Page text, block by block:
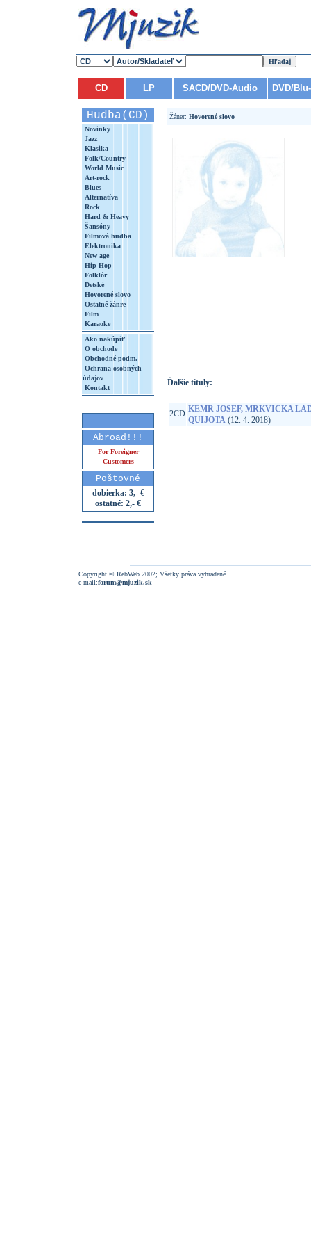
CD LP SACD/DVD-Audio DVD/
Hudba(CD)
Novinky
Jazz
Klasika
Folk/Country
World Music
Art-rock
Blues
Alternatíva
Rock
Hard & Heavy
Šansóny
Filmová hudba
Elektronika
New age
Hip Hop
Folklór
Detské
Hovorené slovo
Ostatné žánre
Film
Karaoke
Ako nakúpiť
O obchode
Obchodné podm.
Ochrana osobných
údajov
Kontakt
Abroad!!!
For Foreigner
Customers
Poštovné
dobierka: 3,- €
ostatné: 2,- €
Žáner: Hovorené slovo
Ďalšie tituly:
2CD KEMR JOSEF, MRKVICKA
QUIJOTA (12. 4. 2018)
Copyright © RebWeb 2002; Všetky práva vyhradené
e-mail:forum@mjuzik.sk